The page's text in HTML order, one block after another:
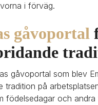
i förväg.
gåvoportal
gåvoportal som blev
tradition på
födelsedagar och